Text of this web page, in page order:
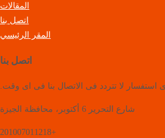
المقالات
اتصل بنا
المقر الرئيسي
اتصل بنا
استفسار لا تتردد فى الاتصال بنا فى اى وقت.
شارع التحرير 6 أكتوبر، محافظة الجيزة
+201007011218